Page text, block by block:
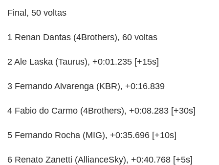
Final, 50 voltas
1 Renan Dantas (4Brothers), 60 voltas
2 Ale Laska (Taurus), +0:01.235 [+15s]
3 Fernando Alvarenga (KBR), +0:16.839
4 Fabio do Carmo (4Brothers), +0:08.283 [+30s]
5 Fernando Rocha (MIG), +0:35.696 [+10s]
6 Renato Zanetti (AllianceSky), +0:40.768 [+5s]